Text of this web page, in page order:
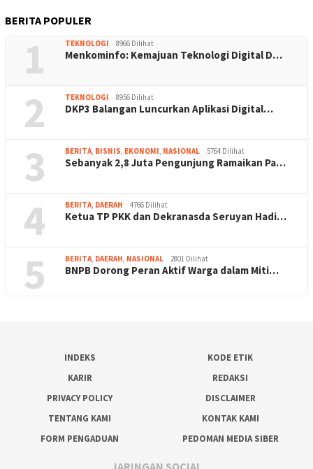
BERITA POPULER
1 TEKNOLOGI 8966 Dilihat
Menkominfo: Kemajuan Teknologi Digital D…
2 TEKNOLOGI 8956 Dilihat
DKP3 Balangan Luncurkan Aplikasi Digital…
3 BERITA, BISNIS, EKONOMI, NASIONAL 5764 Dilihat
Sebanyak 2,8 Juta Pengunjung Ramaikan Pa…
4 BERITA, DAERAH 4766 Dilihat
Ketua TP PKK dan Dekranasda Seruyan Hadi…
5 BERITA, DAERAH, NASIONAL 2801 Dilihat
BNPB Dorong Peran Aktif Warga dalam Miti…
INDEKS
KODE ETIK
KARIR
REDAKSI
PRIVACY POLICY
DISCLAIMER
TENTANG KAMI
KONTAK KAMI
FORM PENGADUAN
PEDOMAN MEDIA SIBER
JARINGAN SOCIAL